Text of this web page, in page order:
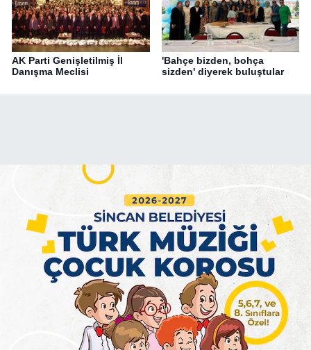
AK Parti Genişletilmiş İl
Danışma Meclisi
'Bahçe bizden, bohça
sizden' diyerek buluştular